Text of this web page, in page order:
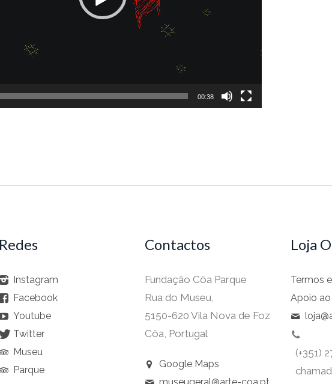
00:38
Redes
Instagram
Facebook
Youtube
Twitter
Museu
Parque
Contactos
Fundação Côa Parque
Rua do Museu,
5150-620 Vila Nova de Foz
Côa, Portugal
Google Maps
Loja
Termos
Apoio
(+351)